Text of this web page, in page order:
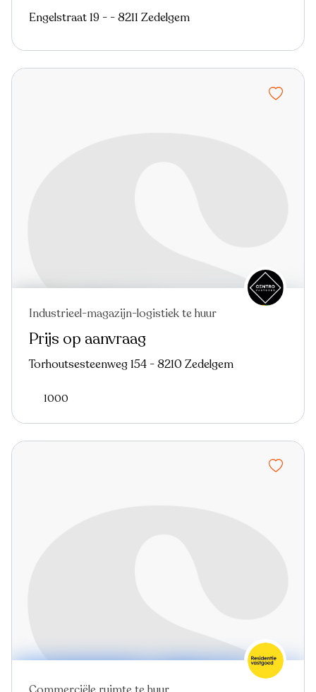
Engelstraat 19 - - 8211 Zedelgem
Industrieel-magazijn-logistiek te huur
Prijs op aanvraag
Torhoutsesteenweg 154 - 8210 Zedelgem
1000